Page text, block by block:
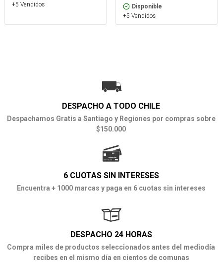
+5 Vendidos Disponible
+5 Vendidos
DESPACHO A TODO CHILE
Despachamos Gratis a Santiago y Regiones por compras sobre
$150.000
6 CUOTAS SIN INTERESES
Encuentra + 1000 marcas y paga en 6 cuotas sin intereses
DESPACHO 24 HORAS
Compra miles de productos seleccionados antes del mediodía
recibes en el mismo día en cientos de comunas